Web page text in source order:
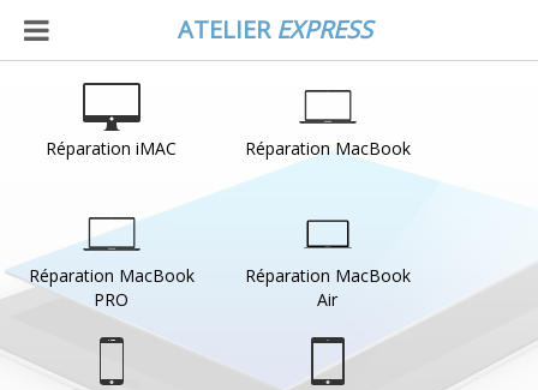
ATELIER EXPRESS
Réparation iMAC Réparation MacBook
Réparation MacBook
PRO
Réparation MacBook
Air